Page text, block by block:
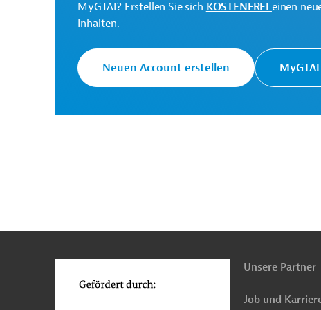
Tadschikistan Elektromobilität
Öffentlicher-
Tiefbau, Infrastrukturbau
Elektronik,
MyGTAI? Erstellen Sie sich KOSTENFREI einen
Inhalten.
Neuen Account erstellen
Unsere Partner
Job und